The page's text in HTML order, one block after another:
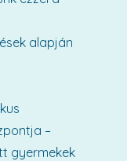
alapján
–
gyermekek